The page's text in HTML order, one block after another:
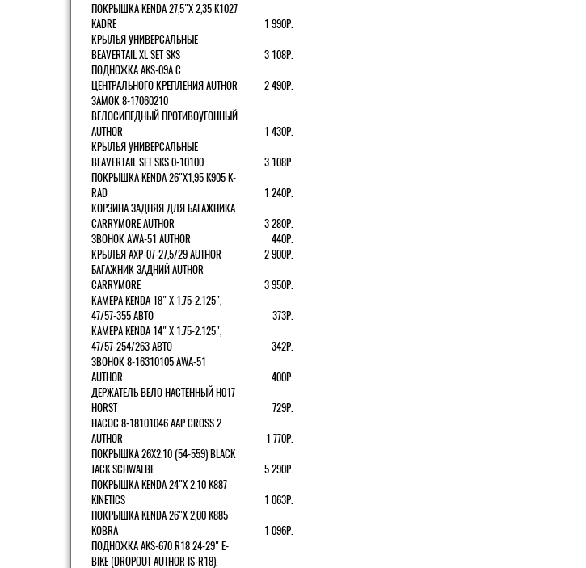
ПОКРЫШКА KENDA 27,5"Х 2,35 K1027
KADRE
1 990Р.
КРЫЛЬЯ УНИВЕРСАЛЬНЫЕ
BEAVERTAIL XL SET SKS
3 108Р.
ПОДНОЖКА AKS-09A C
ЦЕНТРАЛЬНОГО КРЕПЛЕНИЯ AUTHOR
2 490Р.
ЗАМОК 8-17060210
ВЕЛОСИПЕДНЫЙ ПРОТИВОУГОННЫЙ
AUTHOR
1 430Р.
КРЫЛЬЯ УНИВЕРСАЛЬНЫЕ
BEAVERTAIL SET SKS 0-10100
3 108Р.
ПОКРЫШКА KENDA 26"Х1,95 K905 K-
RAD
1 240Р.
КОРЗИНА ЗАДНЯЯ ДЛЯ БАГАЖНИКА
CARRYMORE AUTHOR
3 280Р.
ЗВОНОК AWA-51 AUTHOR
440Р.
КРЫЛЬЯ AXP-07-27,5/29 AUTHOR
2 900Р.
БАГАЖНИК ЗАДНИЙ AUTHOR
CARRYMORE
3 950Р.
КАМЕРА KENDA 18" Х 1.75-2.125",
47/57-355 АВТО
373Р.
КАМЕРА KENDA 14" Х 1.75-2.125",
47/57-254/263 АВТО
342Р.
ЗВОНОК 8-16310105 AWA-51
AUTHOR
400Р.
ДЕРЖАТЕЛЬ ВЕЛО НАСТЕННЫЙ H017
HORST
729Р.
НАСОС 8-18101046 AAP CROSS 2
AUTHOR
1 770Р.
ПОКРЫШКА 26X2.10 (54-559) BLACK
JACK SCHWALBE
5 290Р.
ПОКРЫШКА KENDA 24"Х 2,10 K887
KINETICS
1 063Р.
ПОКРЫШКА KENDA 26"Х 2,00 K885
KOBRA
1 096Р.
ПОДНОЖКА AKS-670 R18 24-29" E-
BIKE (DROPOUT AUTHOR IS-R18).